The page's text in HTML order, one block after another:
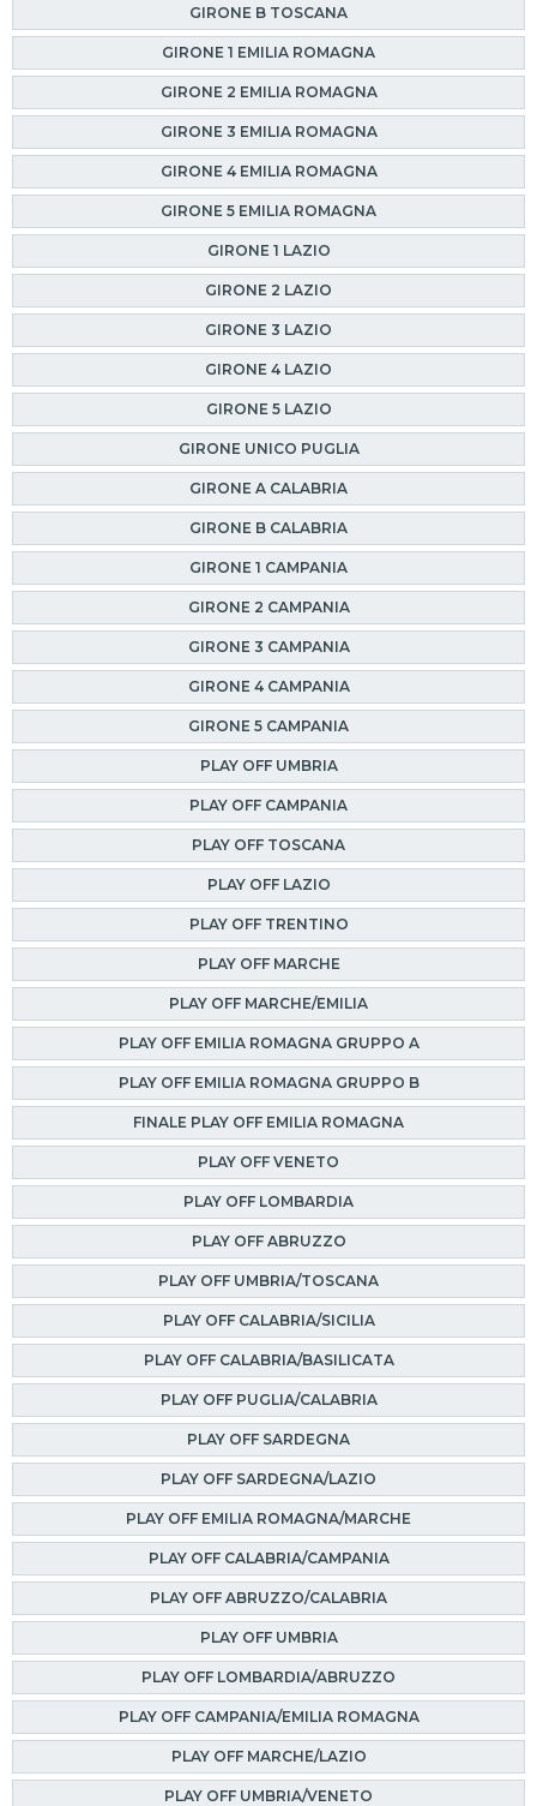
GIRONE B TOSCANA
GIRONE 1 EMILIA ROMAGNA
GIRONE 2 EMILIA ROMAGNA
GIRONE 3 EMILIA ROMAGNA
GIRONE 4 EMILIA ROMAGNA
GIRONE 5 EMILIA ROMAGNA
GIRONE 1 LAZIO
GIRONE 2 LAZIO
GIRONE 3 LAZIO
GIRONE 4 LAZIO
GIRONE 5 LAZIO
GIRONE UNICO PUGLIA
GIRONE A CALABRIA
GIRONE B CALABRIA
GIRONE 1 CAMPANIA
GIRONE 2 CAMPANIA
GIRONE 3 CAMPANIA
GIRONE 4 CAMPANIA
GIRONE 5 CAMPANIA
PLAY OFF UMBRIA
PLAY OFF CAMPANIA
PLAY OFF TOSCANA
PLAY OFF LAZIO
PLAY OFF TRENTINO
PLAY OFF MARCHE
PLAY OFF MARCHE/EMILIA
PLAY OFF EMILIA ROMAGNA GRUPPO A
PLAY OFF EMILIA ROMAGNA GRUPPO B
FINALE PLAY OFF EMILIA ROMAGNA
PLAY OFF VENETO
PLAY OFF LOMBARDIA
PLAY OFF ABRUZZO
PLAY OFF UMBRIA/TOSCANA
PLAY OFF CALABRIA/SICILIA
PLAY OFF CALABRIA/BASILICATA
PLAY OFF PUGLIA/CALABRIA
PLAY OFF SARDEGNA
PLAY OFF SARDEGNA/LAZIO
PLAY OFF EMILIA ROMAGNA/MARCHE
PLAY OFF CALABRIA/CAMPANIA
PLAY OFF ABRUZZO/CALABRIA
PLAY OFF UMBRIA
PLAY OFF LOMBARDIA/ABRUZZO
PLAY OFF CAMPANIA/EMILIA ROMAGNA
PLAY OFF MARCHE/LAZIO
PLAY OFF UMBRIA/VENETO